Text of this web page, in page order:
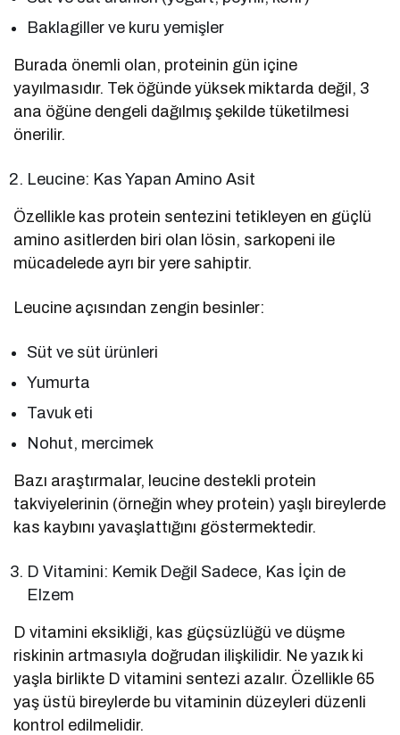
Baklagiller ve kuru yemişler
Burada önemli olan, proteinin gün içine
yayılmasıdır. Tek öğünde yüksek miktarda değil, 3
ana öğüne dengeli dağılmış şekilde tüketilmesi
önerilir.
Leucine: Kas Yapan Amino Asit
Özellikle kas protein sentezini tetikleyen en güçlü
amino asitlerden biri olan lösin, sarkopeni ile
mücadelede ayrı bir yere sahiptir.
Leucine açısından zengin besinler:
Süt ve süt ürünleri
Yumurta
Tavuk eti
Nohut, mercimek
Bazı araştırmalar, leucine destekli protein
takviyelerinin (örneğin whey protein) yaşlı bireylerde
kas kaybını yavaşlattığını göstermektedir.
D Vitamini: Kemik Değil Sadece, Kas İçin de
Elzem
D vitamini eksikliği, kas güçsüzlüğü ve düşme
riskinin artmasıyla doğrudan ilişkilidir. Ne yazık ki
yaşla birlikte D vitamini sentezi azalır. Özellikle 65
yaş üstü bireylerde bu vitaminin düzeyleri düzenli
kontrol edilmelidir.